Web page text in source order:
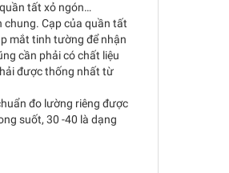
tất xỏ ngón…
chung. Cạp của quần tất
mắt tinh tường để nhận
cần phải có chất liệu
được thống nhất từ
đo lường riêng được
suốt, 30 -40 là dạng